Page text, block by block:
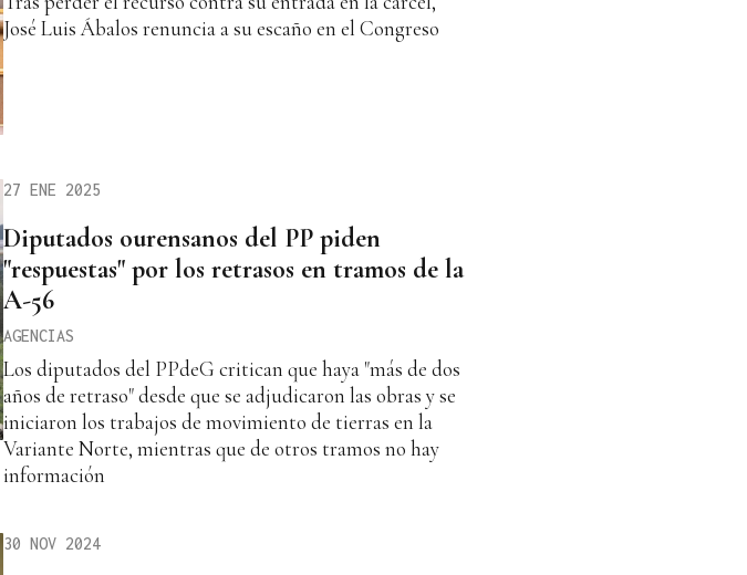
José Luis Ábalos renuncia a su escaño en el Congreso
27 ENE 2025
Diputados ourensanos del PP piden
"respuestas" por los retrasos en tramos de la
A-56
AGENCIAS
Los diputados del PPdeG critican que haya "más de dos
años de retraso" desde que se adjudicaron las obras y se
iniciaron los trabajos de movimiento de tierras en la
Variante Norte, mientras que de otros tramos no hay
información
30 NOV 2024